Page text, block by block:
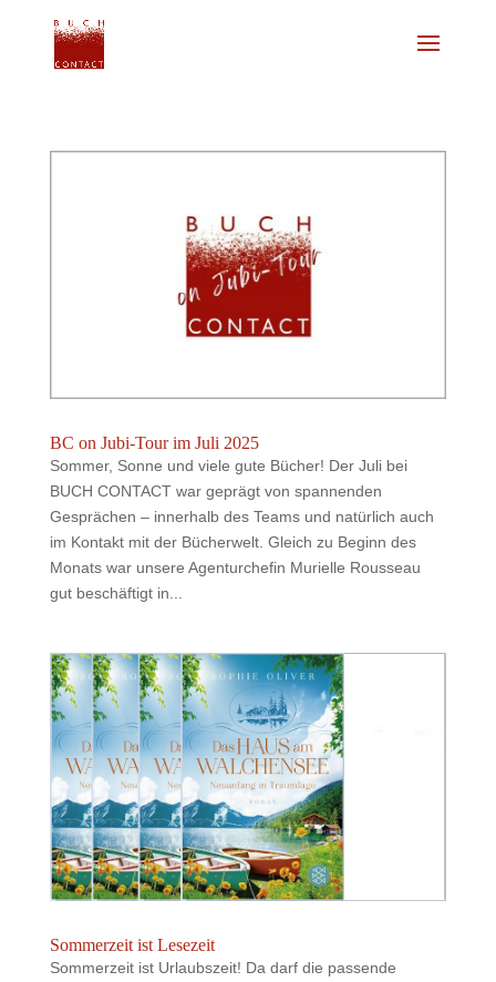
BC on Jubi-Tour im Juli 2025
Sommer, Sonne und viele gute Bücher! Der Juli bei
BUCH CONTACT war geprägt von spannenden
Gesprächen – innerhalb des Teams und natürlich auch
im Kontakt mit der Bücherwelt. Gleich zu Beginn des
Monats war unsere Agenturchefin Murielle Rousseau
gut beschäftigt in...
Sommerzeit ist Lesezeit
Sommerzeit ist Urlaubszeit! Da darf die passende